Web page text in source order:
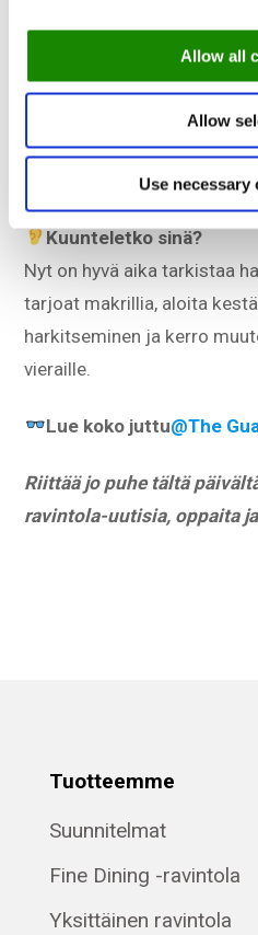
Allow all
Allow
Use necessary
Tämä uutinen voi vaikuttaa
erityisesti mereneläviä
Kestävyyssertifioinnit
saatavuus saattaa laskea
Kuunteletko sinä?
Nyt on hyvä aika tarkistaa
tarjoat makrillia, aloita
harkitseminen ja kerro
vieraille.
Lue koko juttu@The
Riittää jo puhe tältä
ravintola-uutisia, oppaita
Tuotteemme
Suunnitelmat
Fine Dining -ravintola
Yksittäinen ravintola